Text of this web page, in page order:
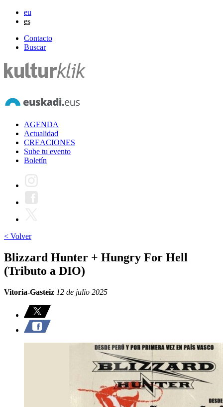
eu
es
Contacto
Buscar
AGENDA
Actualidad
CREACIONES
Sube tu evento
Boletín
< Volver
Blizzard Hunter + Hungry For Hell
(Tributo a DIO)
Vitoria-Gasteiz 12 de julio 2025